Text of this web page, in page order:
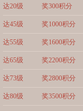
达20级 奖300积分
达45级 奖1000积分
达55级 奖1600积分
达65级 奖2200积分
达73级 奖2800积分
达80级 奖3500积分